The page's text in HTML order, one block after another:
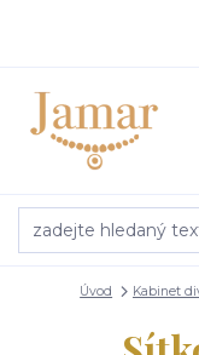
Úvod Kabinet